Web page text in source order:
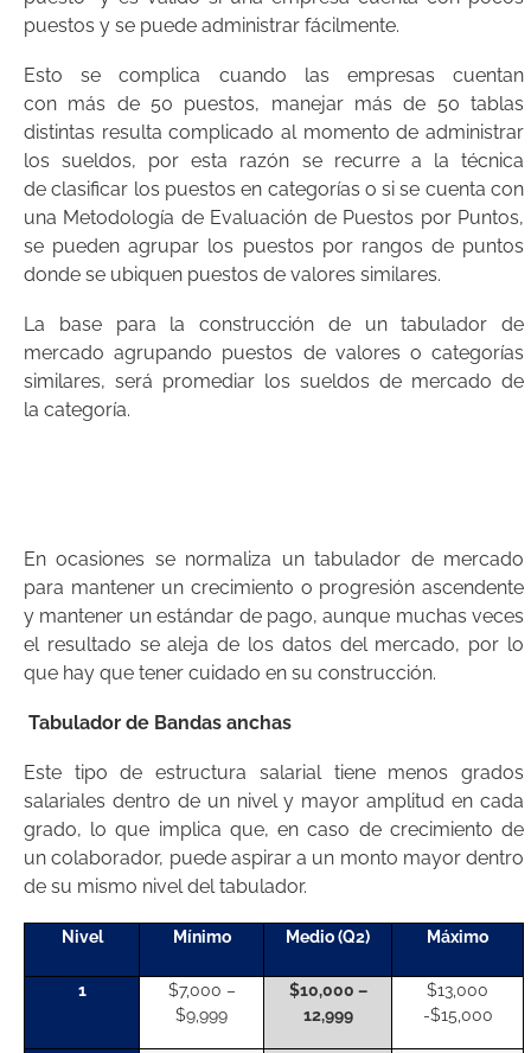
puestos y se puede administrar fácilmente.
Esto se complica cuando las empresas cuentan
con más de 50 puestos, manejar más de 50 tablas
distintas resulta complicado al momento de administrar
los sueldos, por esta razón se recurre a la técnica
de clasificar los puestos en categorías o si se cuenta con
una Metodología de Evaluación de Puestos por Puntos,
se pueden agrupar los puestos por rangos de puntos
donde se ubiquen puestos de valores similares.
La base para la construcción de un tabulador de
mercado agrupando puestos de valores o categorías
similares, será promediar los sueldos de mercado de
la categoría.
En ocasiones se normaliza un tabulador de mercado
para mantener un crecimiento o progresión ascendente
y mantener un estándar de pago, aunque muchas veces
el resultado se aleja de los datos del mercado, por lo
que hay que tener cuidado en su construcción.
Tabulador de Bandas anchas
Este tipo de estructura salarial tiene menos grados
salariales dentro de un nivel y mayor amplitud en cada
grado, lo que implica que, en caso de crecimiento de
un colaborador, puede aspirar a un monto mayor dentro
de su mismo nivel del tabulador.
Nivel Mínimo Medio (Q2) Máximo
1
$7,000 –
$9,999
$10,000 –
12,999
$13,000
-$15,000